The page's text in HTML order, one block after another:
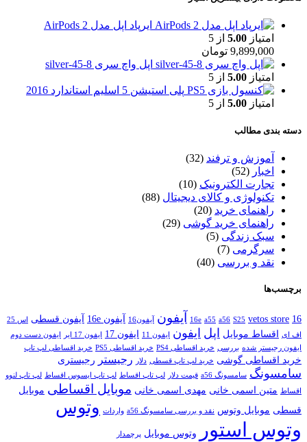
ایرپاد اپل مدل AirPods 2
امتیاز 5.00 از 5
9,899,000 تومان
اپل واچ سری 8-45-silver
امتیاز 5.00 از 5
پلی استیشن 5 اسلیم استاندارد 2016
امتیاز 5.00 از 5
دسته بندی مطالب
آموزش و ترفند (32)
اخبار (52)
تجارت الکترونیک (10)
تکنولوژی و کالای دیجیتال (88)
راهنمای خرید (20)
راهنمای خرید گوشی (29)
سبک زندگی (5)
سرگرمی (7)
نقد و بررسی (40)
برچسب‌ها
16
16e a55 a56 S25 vetos store آیفون آیفون16 آیفون 16e آیفون قسطی
اس 25
اف ای
اقساط موبایل اپل ایفون ایفون 11 ایفون 17 ایفون 17 ایر
ایفون دست دوم
ایفون رجیستر شده بررسی خرید اقساطی PS4 خرید اقساطی PS5 خرید اقساطی لپ تاپ
خرید اقساطی گوشی خرید لپ تاپ قسطی دلار رجیستر رجیستری
سامسونگ سامسونگ a56 قیمت دلار لپ تاپ اقساط لپ تاپ ایسوس اقساط لپ تاپ لنوو
اقساط متین اسمی خانی مهدی اسمی خانی موبایل اقساطی موبایل
قسطی موبایل وتوس نقد و بررسی سامسونگ a56 واردات وتوس
وتوس استور وتوس موبایل پرچمدار